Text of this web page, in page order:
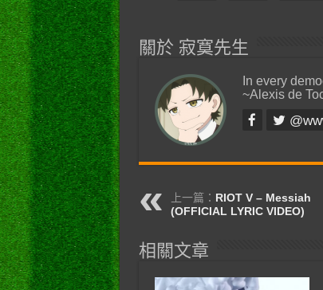
關於 寂寞先生
In every
~Alexis de
上一篇： RIOT V – Messiah
(OFFICIAL LYRIC VIDEO)
相關文章